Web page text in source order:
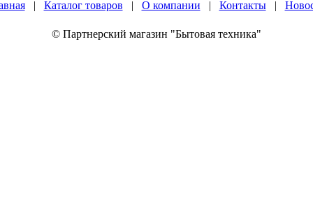
| Каталог товаров | О компании | Контакты|
© Партнерский магазин "Бытовая техника"